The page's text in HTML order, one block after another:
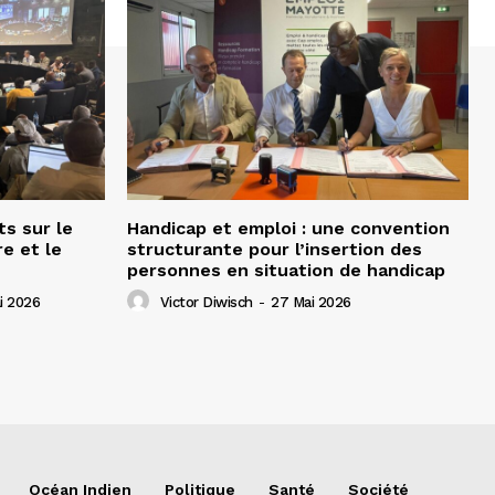
sur le
et le
2026
Handicap et emploi : une convention
structurante pour l’insertion des
personnes en situation de handicap
Victor Diwisch - 27 Mai 2026
Océan Indien Politique Santé Société